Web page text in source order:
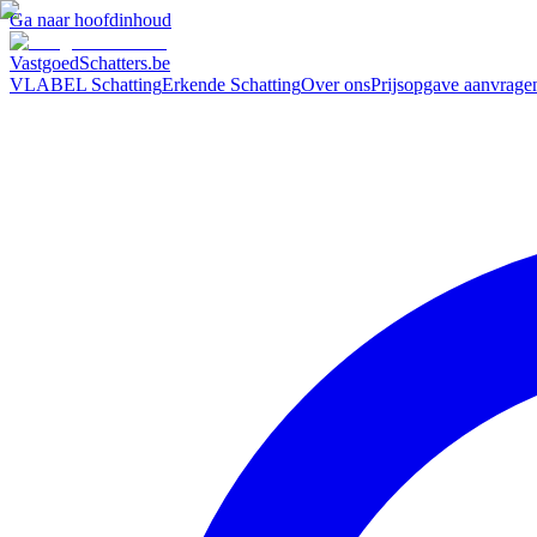
Ga naar hoofdinhoud
VastgoedSchatters.be
VLABEL SchattingErkende SchattingOver onsPrijsopgave